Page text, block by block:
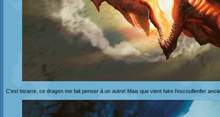
C'est bizarre, ce dragon me fait penser à un autre! Mais que vient faire l'escouflenfer